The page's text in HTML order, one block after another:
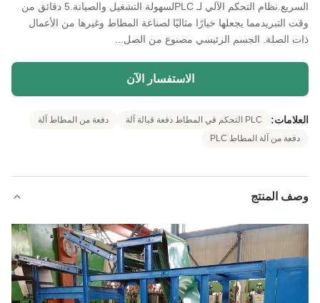
السريع.نظام التحكم الآلي لـ PLCلسهولة التشغيل والصيانة.5 دقائق من
وقت التبريدمما يجعلها خيارًا مثاليًا لصناعة المطاط وغيرها من الأعمال
ذات الصلة. الجسم الرئيسي مصنوع من الصل...
الاستفسار الآن
العلامات: PLC التحكم في المطاط دفعة قبالة آلة
دفعة من المطاط آلة
دفعة من آلة المطاط PLC
وصف المنتج